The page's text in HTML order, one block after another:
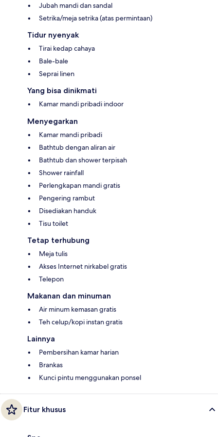
Jubah mandi dan sandal
Setrika/meja setrika (atas permintaan)
Tidur nyenyak
Tirai kedap cahaya
Bale-bale
Seprai linen
Yang bisa dinikmati
Kamar mandi pribadi indoor
Menyegarkan
Kamar mandi pribadi
Bathtub dengan aliran air
Bathtub dan shower terpisah
Shower rainfall
Perlengkapan mandi gratis
Pengering rambut
Disediakan handuk
Tisu toilet
Tetap terhubung
Meja tulis
Akses Internet nirkabel gratis
Telepon
Makanan dan minuman
Air minum kemasan gratis
Teh celup/kopi instan gratis
Lainnya
Pembersihan kamar harian
Brankas
Kunci pintu menggunakan ponsel
Fitur khusus